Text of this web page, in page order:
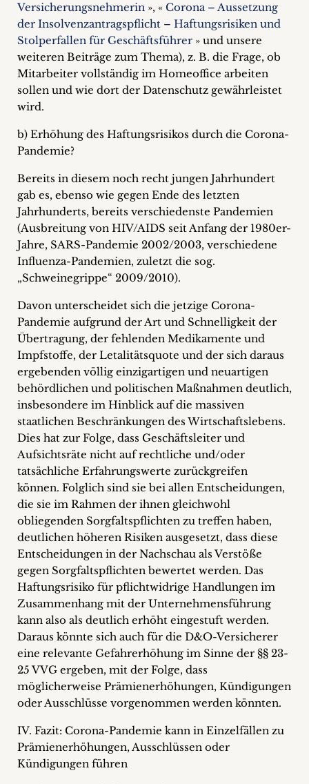
Versicherungsnehmerin », « Corona – Aussetzung
der Insolvenzantragspflicht – Haftungsrisiken und
Stolperfallen für Geschäftsführer » und unsere
weiteren Beiträge zum Thema), z. B. die Frage, ob
Mitarbeiter vollständig im Homeoffice arbeiten
sollen und wie dort der Datenschutz gewährleistet
wird.
b) Erhöhung des Haftungsrisikos durch die Corona-
Pandemie?
Bereits in diesem noch recht jungen Jahrhundert
gab es, ebenso wie gegen Ende des letzten
Jahrhunderts, bereits verschiedenste Pandemien
(Ausbreitung von HIV/AIDS seit Anfang der 1980er-
Jahre, SARS-Pandemie 2002/2003, verschiedene
Influenza-Pandemien, zuletzt die sog.
„Schweinegrippe“ 2009/2010).
Davon unterscheidet sich die jetzige Corona-
Pandemie aufgrund der Art und Schnelligkeit der
Übertragung, der fehlenden Medikamente und
Impfstoffe, der Letalitätsquote und der sich daraus
ergebenden völlig einzigartigen und neuartigen
behördlichen und politischen Maßnahmen deutlich,
insbesondere im Hinblick auf die massiven
staatlichen Beschränkungen des Wirtschaftslebens.
Dies hat zur Folge, dass Geschäftsleiter und
Aufsichtsräte nicht auf rechtliche und/oder
tatsächliche Erfahrungswerte zurückgreifen
können. Folglich sind sie bei allen Entscheidungen,
die sie im Rahmen der ihnen gleichwohl
obliegenden Sorgfaltspflichten zu treffen haben,
deutlichen höheren Risiken ausgesetzt, dass diese
Entscheidungen in der Nachschau als Verstöße
gegen Sorgfaltspflichten bewertet werden. Das
Haftungsrisiko für pflichtwidrige Handlungen im
Zusammenhang mit der Unternehmensführung
kann also als deutlich erhöht eingestuft werden.
Daraus könnte sich auch für die D&O-Versicherer
eine relevante Gefahrerhöhung im Sinne der §§ 23-
25 VVG ergeben, mit der Folge, dass
möglicherweise Prämienerhöhungen, Kündigungen
oder Ausschlüsse vorgenommen werden könnten.
IV. Fazit: Corona-Pandemie kann in Einzelfällen zu
Prämienerhöhungen, Ausschlüssen oder
Kündigungen führen